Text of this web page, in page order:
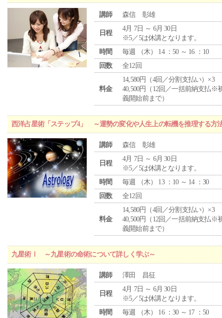
講師 森信 彰雄
日程
4月 7日 ～ 6月 30日
※5／5は休講となります。
時間
毎週 （木） 14 ：50 ～ 16 ：10
回数
全12回
料金
14,580円（4回／分割支払い）×3
40,500円（12回／一括前納支払※
義開始前まで）
西洋占星術「ステップ4」 ～運勢の変化や人生上の転機を推理する方
講師 森信 彰雄
日程
4月 7日 ～ 6月 30日
※5／5は休講となります。
時間
毎週 （木） 13 ：10 ～ 14 ：30
回数
全12回
料金
14,580円（4回／分割支払い）×3
40,500円（12回／一括前納支払※
義開始前まで）
九星術Ⅰ ～九星術の命術について詳しく学ぶ～
講師 澤田 昌征
日程
4月 7日 ～ 6月 30日
※5／5は休講となります。
時間
毎週 （木） 16 ：30 ～ 17 ：50